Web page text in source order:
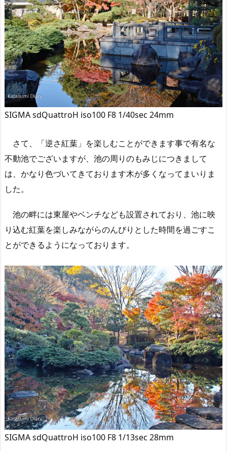
SIGMA sdQuattroH iso100 F8 1/40sec 24mm
さて、「逆さ紅葉」を楽しむことができます事で有名な
不動池でございますが、池の周りのもみじにつきまして
は、かなり色づいてきております木が多くなってまいりま
した。
池の畔には東屋やベンチなども設置されており、池に映
り込む紅葉を楽しみながらのんびりとした時間を過ごすこ
とができるようになっております。
SIGMA sdQuattroH iso100 F8 1/13sec 28mm